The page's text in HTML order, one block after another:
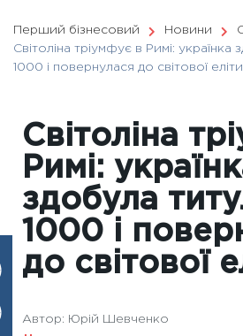
Перший бізнесовий Новини
Світоліна тріумфує в Римі: українка
1000 і повернулася до світової еліти
Світоліна
Римі:
здобула
1000 і
до світової
Автор: Юрій Шевченко